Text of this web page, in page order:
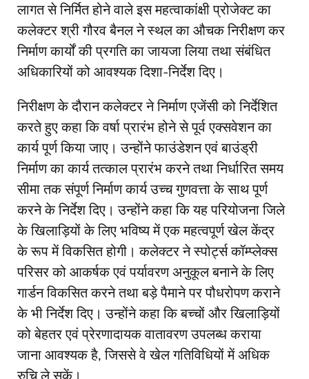
लागत से निर्मित होने वाले इस महत्वाकांक्षी प्रोजेक्ट का
कलेक्टर श्री गौरव बैनल ने स्थल का औचक निरीक्षण कर
निर्माण कार्यों की प्रगति का जायजा लिया तथा संबंधित
अधिकारियों को आवश्यक दिशा-निर्देश दिए।
निरीक्षण के दौरान कलेक्टर ने निर्माण एजेंसी को निर्देशित
करते हुए कहा कि वर्षा प्रारंभ होने से पूर्व एक्सवेशन का
कार्य पूर्ण किया जाए। उन्होंने फाउंडेशन एवं बाउंड्री
निर्माण का कार्य तत्काल प्रारंभ करने तथा निर्धारित समय
सीमा तक संपूर्ण निर्माण कार्य उच्च गुणवत्ता के साथ पूर्ण
करने के निर्देश दिए। उन्होंने कहा कि यह परियोजना जिले
के खिलाड़ियों के लिए भविष्य में एक महत्वपूर्ण खेल केंद्र
के रूप में विकसित होगी। कलेक्टर ने स्पोर्ट्स कॉम्प्लेक्स
परिसर को आकर्षक एवं पर्यावरण अनुकूल बनाने के लिए
गार्डन विकसित करने तथा बड़े पैमाने पर पौधरोपण कराने
के भी निर्देश दिए। उन्होंने कहा कि बच्चों और खिलाड़ियों
को बेहतर एवं प्रेरणादायक वातावरण उपलब्ध कराया
जाना आवश्यक है, जिससे वे खेल गतिविधियों में अधिक